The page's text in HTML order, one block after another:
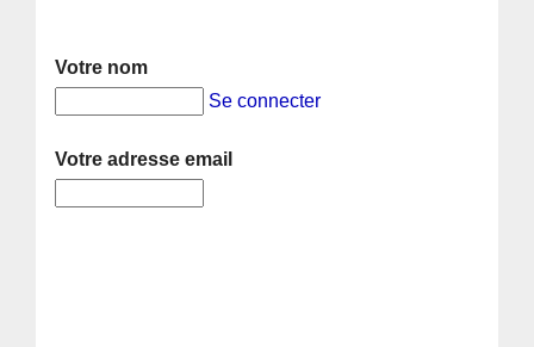
Votre nom
Se connecter
Votre adresse email